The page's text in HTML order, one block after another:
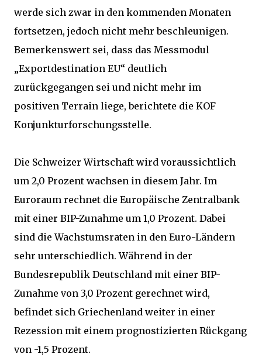
werde sich zwar in den kommenden Monaten
fortsetzen, jedoch nicht mehr beschleunigen.
Bemerkenswert sei, dass das Messmodul
„Exportdestination EU“ deutlich
zurückgegangen sei und nicht mehr im
positiven Terrain liege, berichtete die KOF
Konjunkturforschungsstelle.
Die Schweizer Wirtschaft wird voraussichtlich
um 2,0 Prozent wachsen in diesem Jahr. Im
Euroraum rechnet die Europäische Zentralbank
mit einer BIP-Zunahme um 1,0 Prozent. Dabei
sind die Wachstumsraten in den Euro-Ländern
sehr unterschiedlich. Während in der
Bundesrepublik Deutschland mit einer BIP-
Zunahme von 3,0 Prozent gerechnet wird,
befindet sich Griechenland weiter in einer
Rezession mit einem prognostizierten Rückgang
von -1,5 Prozent.